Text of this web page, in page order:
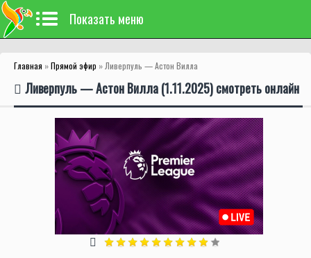
Показать меню
Главная »Прямой эфир » Ливерпуль — Астон Вилла
Ливерпуль — Астон Вилла (1.11.2025) смотреть онлайн